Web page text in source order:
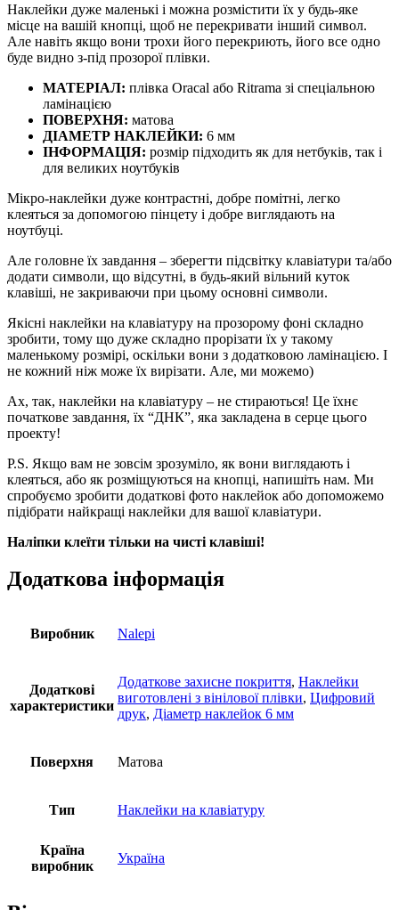
Наклейки дуже маленькі і можна розмістити їх у будь-яке
місце на вашій кнопці, щоб не перекривати інший символ.
Але навіть якщо вони трохи його перекриють, його все одно
буде видно з-під прозорої плівки.
МАТЕРІАЛ: плівка Oracal або Ritrama зі спеціальною
ламінацією
ПОВЕРХНЯ: матова
ДІАМЕТР НАКЛЕЙКИ: 6 мм
ІНФОРМАЦІЯ: розмір підходить як для нетбуків, так і
для великих ноутбуків
Мікро-наклейки дуже контрастні, добре помітні, легко
клеяться за допомогою пінцету і добре виглядають на
ноутбуці.
Але головне їх завдання – зберегти підсвітку клавіатури та/або
додати символи, що відсутні, в будь-який вільний куток
клавіші, не закриваючи при цьому основні символи.
Якісні наклейки на клавіатуру на прозорому фоні складно
зробити, тому що дуже складно прорізати їх у такому
маленькому розмірі, оскільки вони з додатковою ламінацією. І
не кожний ніж може їх вирізати. Але, ми можемо)
Ах, так, наклейки на клавіатуру – не стираються! Це їхнє
початкове завдання, їх “ДНК”, яка закладена в серце ​​цього
проекту!
P.S. Якщо вам не зовсім зрозуміло, як вони виглядають і
клеяться, або як розміщуються на кнопці, напишіть нам. Ми
спробуємо зробити додаткові фото наклейок або допоможемо
підібрати найкращі наклейки для вашої клавіатури.
Наліпки клеїти тільки на чисті клавіші!
Додаткова інформація
Виробник Nalepi
Додаткові
характеристики
Додаткове захисне покриття, Наклейки
виготовлені з вінілової плівки, Цифровий
друк, Діаметр наклейок 6 мм
Поверхня Матова
Тип Наклейки на клавіатуру
Країна
виробник
Україна